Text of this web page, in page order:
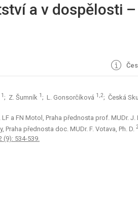
a v dospělosti
1 ; Z. Šumník 1 ; L. Gonsorčíková 1,2; Česká
a FN Motol, Praha přednosta prof. MUDr. J.
Praha přednosta doc. MUDr. F. Votava, Ph. D.
(9): 534-539.